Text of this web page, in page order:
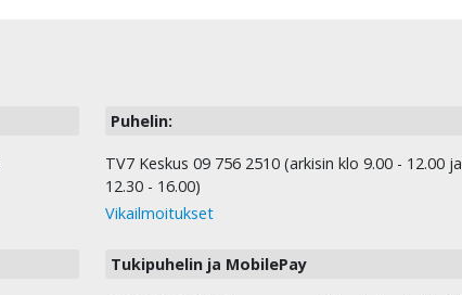
Puhelin:
TV7 Keskus 09 756 2510 (arkisin klo 9.00 - 12.00 ja
12.30 - 16.00)
Vikailmoitukset
Tukipuhelin ja MobilePay